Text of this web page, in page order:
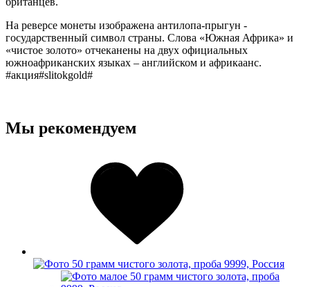
На реверсе монеты изображена антилопа-прыгун -
государственный символ страны. Слова «Южная Африка» и
«чистое золото» отчеканены на двух официальных
южноафриканских языках – английском и африкаанс.
#акция#slitokgold#
Мы рекомендуем